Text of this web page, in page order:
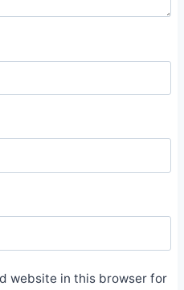
website in this browser for